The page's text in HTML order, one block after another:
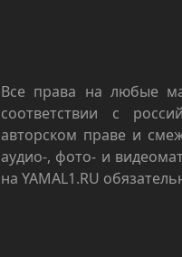
Все права на любые
соответствии с
авторском праве и
аудио-, фото- и
на YAMAL1.RU